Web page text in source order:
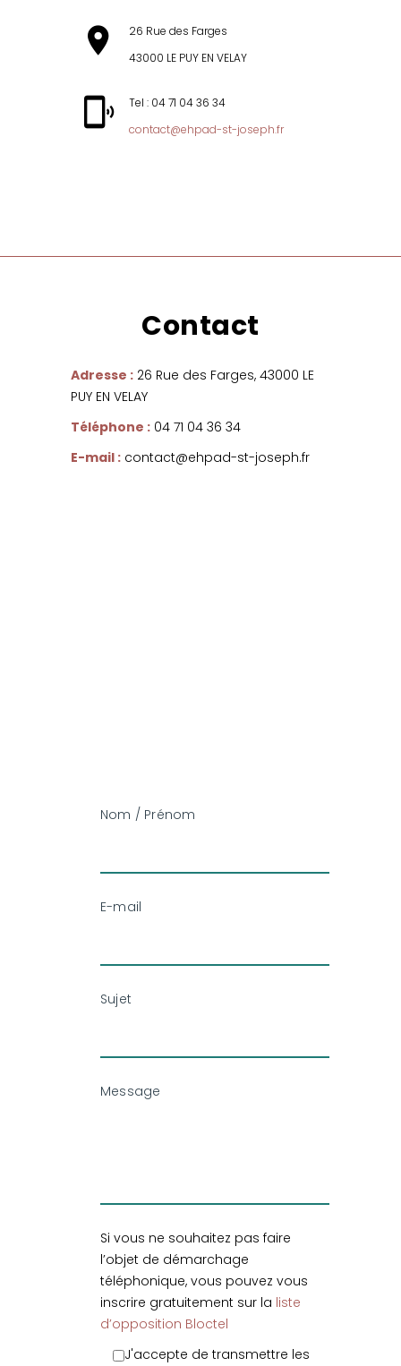
26 Rue des Farges
43000 LE PUY EN VELAY
Tel : 04 71 04 36 34
contact@ehpad-st-joseph.fr
Contact
Adresse : 26 Rue des Farges, 43000 LE
PUY EN VELAY
Téléphone : 04 71 04 36 34
E-mail : contact@ehpad-st-joseph.fr
Nom / Prénom
E-mail
Sujet
Message
Si vous ne souhaitez pas faire
l’objet de démarchage
téléphonique, vous pouvez vous
inscrire gratuitement sur la liste
d’opposition Bloctel
J'accepte de transmettre les